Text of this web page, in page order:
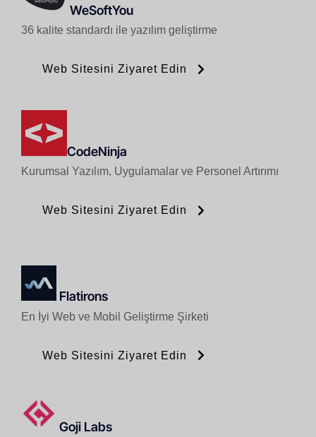
WeSoftYou
36 kalite standardı ile yazılım geliştirme
Web Sitesini Ziyaret Edin
CodeNinja
Kurumsal Yazılım, Uygulamalar ve Personel Artırımı
Web Sitesini Ziyaret Edin
Flatirons
En İyi Web ve Mobil Geliştirme Şirketi
Web Sitesini Ziyaret Edin
Goji Labs